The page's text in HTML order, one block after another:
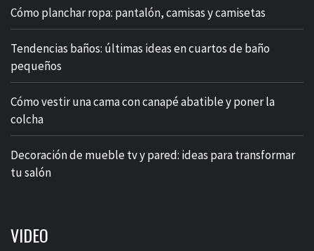
Cómo planchar ropa: pantalón, camisas y camisetas
Tendencias baños: últimas ideas en cuartos de baño
pequeños
Cómo vestir una cama con canapé abatible y poner la
colcha
Decoración de mueble tv y pared: ideas para transformar
tu salón
VIDEO